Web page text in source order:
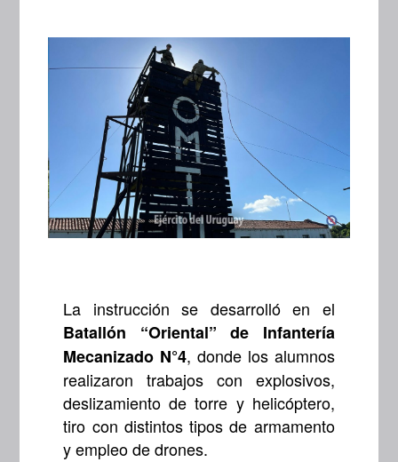
La instrucción se desarrolló en el
Batallón “Oriental” de Infantería
Mecanizado N°4, donde los alumnos
realizaron trabajos con explosivos,
deslizamiento de torre y helicóptero,
tiro con distintos tipos de armamento
y empleo de drones.